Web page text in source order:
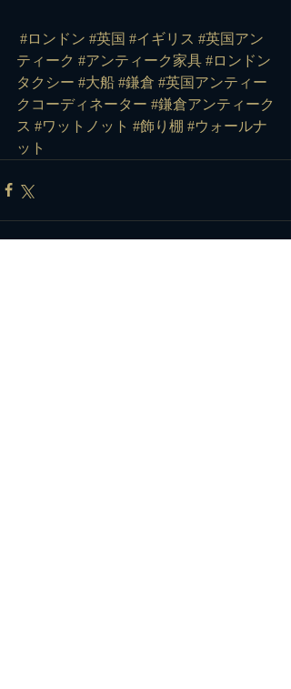
#ロンドン #英国 #イギリス #英国アン
ティーク #アンティーク家具 #ロンドン
タクシー #大船 #鎌倉 #英国アンティー
クコーディネーター #鎌倉アンティーク
ス #ワットノット #飾り棚 #ウォールナ
ット